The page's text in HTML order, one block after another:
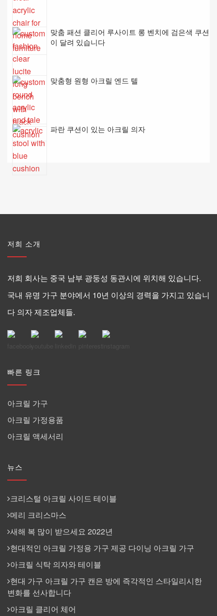
맞춤 패션 클리어 루사이트 롱 벤치에 검은색 쿠션
이 달려 있습니다
맞춤형 원형 아크릴 엔드 텔
파란 쿠션이 있는 아크릴 의자
저희 소개
저희 회사는 중국 남부 광둥성 동관시에 위치해 있습니다.
국내 유명 가구 분야에서 10년 이상의 경력을 가지고 있습니
다 의자 제조업체들.
빠른 링크
아크릴 가구
아크릴 가정용품
아크릴 액세서리
뉴스
크리스털 아크릴 사이드 테이블
메리 크리스마스
새해 복 많이 받으세요 2022년
현대적인 아크릴 가정용 가구 제공 다이닝 아크릴 가구
아크릴 식탁 의자와 테이블
현대 가구 아크릴 가구 캔은 방에 즉각적인 스타일리시한
변화를 선사합니다
아크릴 클리어 체어